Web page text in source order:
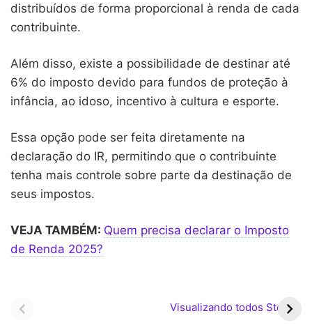
distribuídos de forma proporcional à renda de cada
contribuinte.
Além disso, existe a possibilidade de destinar até
6% do imposto devido para fundos de proteção à
infância, ao idoso, incentivo à cultura e esporte.
Essa opção pode ser feita diretamente na
declaração do IR, permitindo que o contribuinte
tenha mais controle sobre parte da destinação de
seus impostos.
VEJA TAMBÉM: Quem precisa declarar o Imposto
de Renda 2025?
Visualizando todos Stories
PIS/Pasep iniciam em
fevereiro com novas
valor médio superior a R$